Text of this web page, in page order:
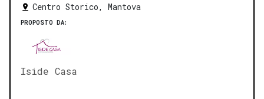
Centro Storico, Mantova
PROPOSTO DA:
Iside Casa